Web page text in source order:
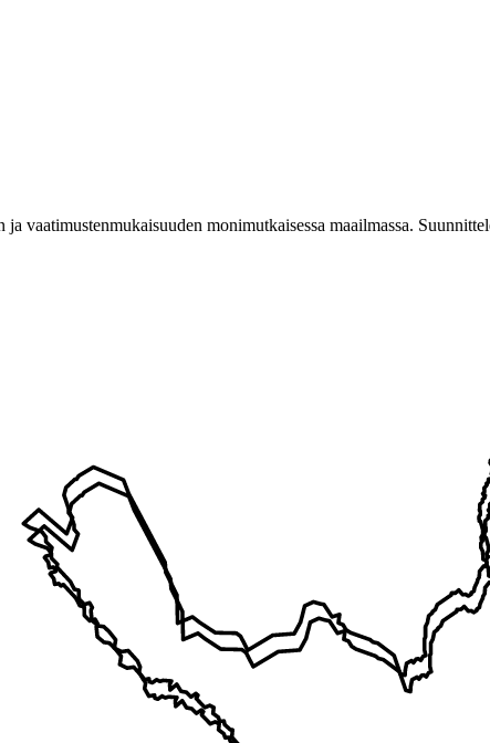
vaatimustenmukaisuuden monimutkaisessa maailmassa.